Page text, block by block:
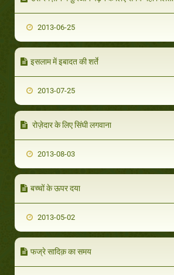
2013-06-25
इसलाम में इबादत की शर्तें
2013-07-25
रोज़ेदार के लिए सिंघी लगवाना
2013-08-03
बच्चों के ऊपर दया
2013-05-02
फज्रे सादिक़ का समय